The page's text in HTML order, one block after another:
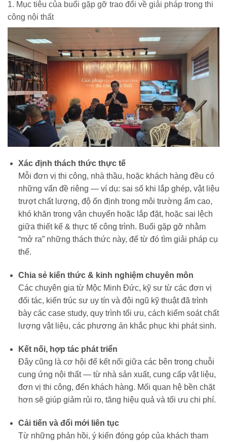
1. Mục tiêu của buổi gặp gỡ trao đổi về giải pháp trong thi
công nội thất
Xác định thách thức thực tế
Mỗi đơn vị thi công, nhà thầu, hoặc khách hàng đều có
những vấn đề riêng — ví dụ: sai số khi lắp ghép, vật liệu
trượt chất lượng, độ ổn định trong môi trường ẩm cao,
khó khăn trong vận chuyển hoặc lắp đặt, hoặc sai lệch
giữa thiết kế & thực tế công trình. Buổi gặp gỡ nhằm
“mở ra” những thách thức này, để từ đó tìm giải pháp cụ
thể.
Chia sẻ kiến thức & kinh nghiệm chuyên môn
Các chuyên gia từ Mộc Minh Đức, kỹ sư từ các đơn vị
đối tác, kiến trúc sư uy tín và đội ngũ kỹ thuật đã trình
bày các case study, quy trình tối ưu, cách kiểm soát chất
lượng vật liệu, các phương án khắc phục khi phát sinh.
Kết nối, hợp tác phát triển
Đây cũng là cơ hội để kết nối giữa các bên trong chuỗi
cung ứng nội thất — từ nhà sản xuất, cung cấp vật liệu,
đơn vị thi công, đến khách hàng. Mối quan hệ bền chặt
hơn sẽ giúp giảm rủi ro, tăng hiệu quả và tối ưu chi phí.
Cải tiến và đổi mới liên tục
Từ những phản hồi, ý kiến đóng góp của khách tham